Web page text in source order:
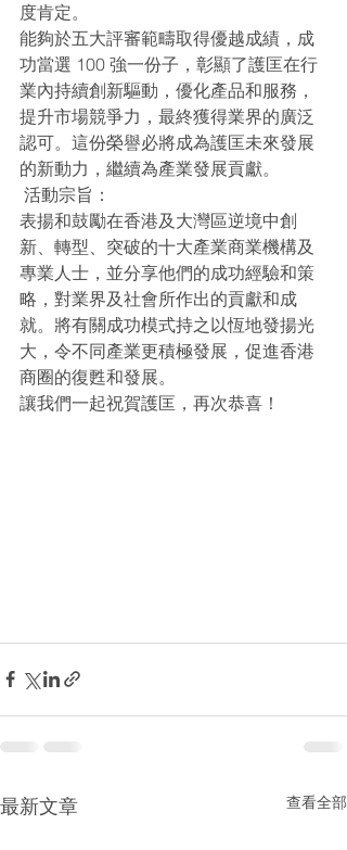
度肯定。
能夠於五大評審範疇取得優越成績，成
功當選 100 強一份子，彰顯了護匡在行
業內持續創新驅動，優化產品和服務，
提升市場競爭力，最終獲得業界的廣泛
認可。這份榮譽必將成為護匡未來發展
的新動力，繼續為產業發展貢獻。
活動宗旨：
表揚和鼓勵在香港及大灣區逆境中創
新、轉型、突破的十大產業商業機構及
專業人士，並分享他們的成功經驗和策
略，對業界及社會所作出的貢獻和成
就。將有關成功模式持之以恆地發揚光
大，令不同產業更積極發展，促進香港
商圈的復甦和發展。
讓我們一起祝賀護匡，再次恭喜！
最新文章 查看全部